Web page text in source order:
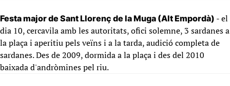
Festa major de Sant Llorenç de la Muga (Alt Empordà) - el
dia 10, cercavila amb les autoritats, ofici solemne, 3 sardanes a
la plaça i aperitiu pels veïns i a la tarda, audició completa de
sardanes. Des de 2009, dormida a la plaça i des del 2010
baixada d'andròmines pel riu.